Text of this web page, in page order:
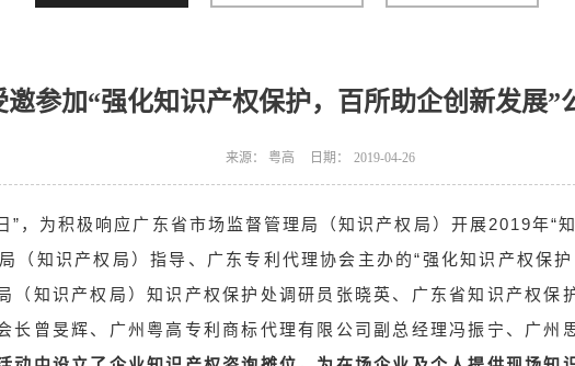
邀参加“强化知识产权保护，百所助企创新发展”
来源： 粤高 日期： 2019-04-26
”，为积极响应广东省市场监督管理局（知识产权局） 开展2019年“
（知识产权局）指导、广东专利代理协会主办的“强化知识产权保
（知识产权局）知识产权保护处调研员张晓英、广东省知识产权保
长曾旻辉、广州粤高专利商标代理有限公司副总经理冯振宁、 广州